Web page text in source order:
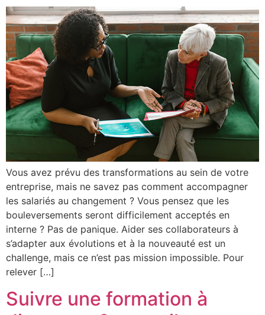
Vous avez prévu des transformations au sein de votre
entreprise, mais ne savez pas comment accompagner
les salariés au changement ? Vous pensez que les
bouleversements seront difficilement acceptés en
interne ? Pas de panique. Aider ses collaborateurs à
s’adapter aux évolutions et à la nouveauté est un
challenge, mais ce n’est pas mission impossible. Pour
relever […]
Suivre une formation à